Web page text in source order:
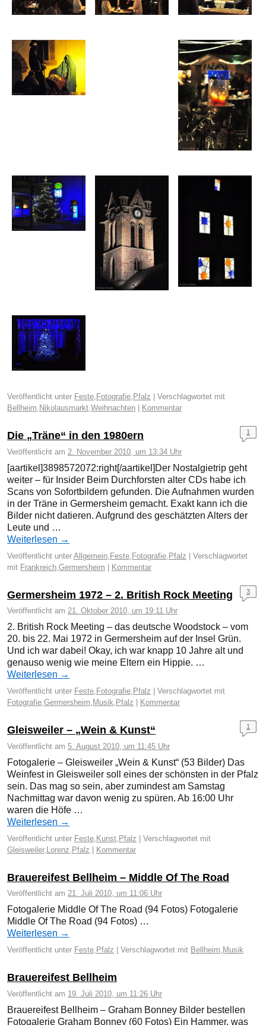
Veröffentlicht unter Feste, Fotografie, Pfalz
Verschlagwortet mit
Bellheim, Nikolausmarkt,Weihnachten Kommentar
Die „Träne“ in den 1980ern
Veröffentlicht am 2. November 2010, um 13:34 Uhr
1
[aartikel]3898572072:right[/aartikel]Der Nostalgietrip geht
weiter – für Insider Beim Durchforsten alter CDs habe ich
Scans von Sofortbildern gefunden. Die Aufnahmen wurden
in der Träne in Germersheim gemacht. Exakt kann ich die
Bilder nicht datieren. Aufgrund des geschätzten Alters der
Leute und …
Weiterlesen →
Veröffentlicht unter Allgemein Feste Fotografie Pfalz | Verschlagwortet
mit Frankreich Germersheim | Kommentar
Germersheim 1972 – 2. British Rock Meeting
Veröffentlicht am 21. Oktober 2010, um 19:11 Uhr
3
2. British Rock Meeting – das deutsche Woodstock – vom
20. bis 22. Mai 1972 in Germersheim auf der Insel Grün.
Und ich war dabei! Okay, ich war knapp 10 Jahre alt und
genauso wenig wie meine Eltern ein Hippie. …
Weiterlesen →
Veröffentlicht unter Feste, Fotografie, Pfalz
Verschlagwortet mit
Fotografie,Germersheim, Musik, Pfalz Kommentar
Gleisweiler – „Wein & Kunst“
Veröffentlicht am 5. August 2010, um 11:45 Uhr
1
Fotogalerie – Gleisweiler „Wein & Kunst“ (53 Bilder) Das
Weinfest in Gleisweiler soll eines der schönsten in der Pfalz
sein. Das mag so sein, aber zumindest am Samstag
Nachmittag war davon wenig zu spüren. Ab 16:00 Uhr
waren die Höfe …
Weiterlesen →
Veröffentlicht unter Feste Kunst Pfalz
Verschlagwortet mit
Gleisweiler, Lorenz Pfalz Kommentar
Brauereifest Bellheim – Middle Of The Road
Veröffentlicht am 21. Juli 2010, um 11:06 Uhr
Fotogalerie Middle Of The Road (94 Fotos) Fotogalerie
Middle Of The Road (94 Fotos) …
Weiterlesen →
Veröffentlicht unter Feste, Pfalz Verschlagwortet mit Bellheim, Musik
Brauereifest Bellheim
Veröffentlicht am 19. Juli 2010, um 11:26 Uhr
Brauereifest Bellheim – Graham Bonney Bilder bestellen
Fotogalerie Graham Bonney (60 Fotos) Ein Hammer, was